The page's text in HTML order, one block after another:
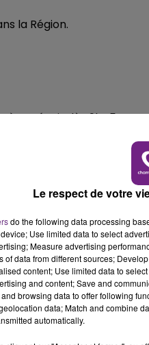
FM
la Région.
se réunir dès 9h45 au
devant la bourse du
des syndicats boulevard
11h00 - 16h00
Le
Le respect de votre
do the following data processing
Use limited data to select
Measure advertising
of data from different sources;
content; Use limited data to
and content; Save and
browsing data to offer following
data; Match and combine
automatically.